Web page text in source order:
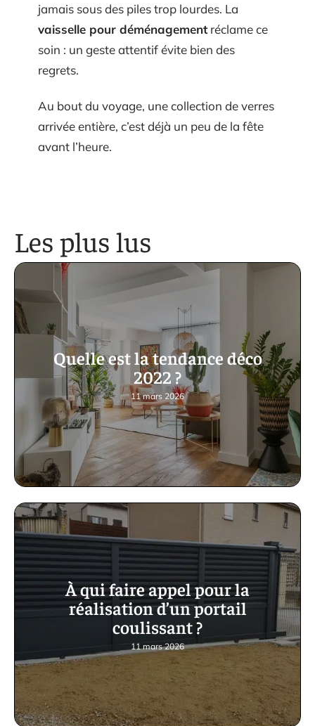
jamais sous des piles trop lourdes. La
vaisselle pour déménagementréclame ce
soin : un geste attentif évite bien des
regrets.
Au bout du voyage, une collection de verres
arrivée entière, c’est déjà un peu de la fête
avant l’heure.
Les plus lus
Quelle est la tendance déco
2022 ?
11 mars 2026
À qui faire appel pour la
réalisation d’un portail
coulissant ?
11 mars 2026